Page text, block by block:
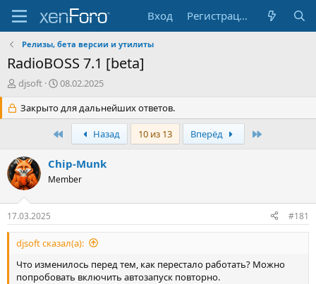
Вход Регистрация
Релизы, бета версии и утилиты
RadioBOSS 7.1 [beta]
А
т
о
е
м
ы
djsoft
Д
т
а
н
ч
а
л
08.02.2025
Закрыто для дальнейших ответов.
ПервыйНазад 10 из 13 Вперёд
Chip-Munk
Member
17.03.2025 #181
djsoft сказал(а):
Что изменилось перед тем, как перестало работать? Можно
попробовать включить автозапуск повторно.